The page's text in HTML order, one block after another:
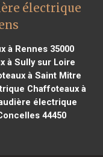
électrique
à Rennes 35000
à Sully sur Loire
à Saint Mitre
Chaffoteaux à
électrique
44450